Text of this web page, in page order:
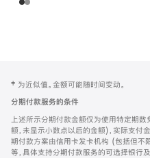
页
页
脚
注
‡ 为近似值。金额可能随时间变动。
分期付款服务的条件
上述所示分期付款金额仅为使用特定期
额，未显示小数点以后的金额)，实际支付
期付款方案由信用卡发卡机构 (包括但不
等，具体支持分期付款服务的可选择银行